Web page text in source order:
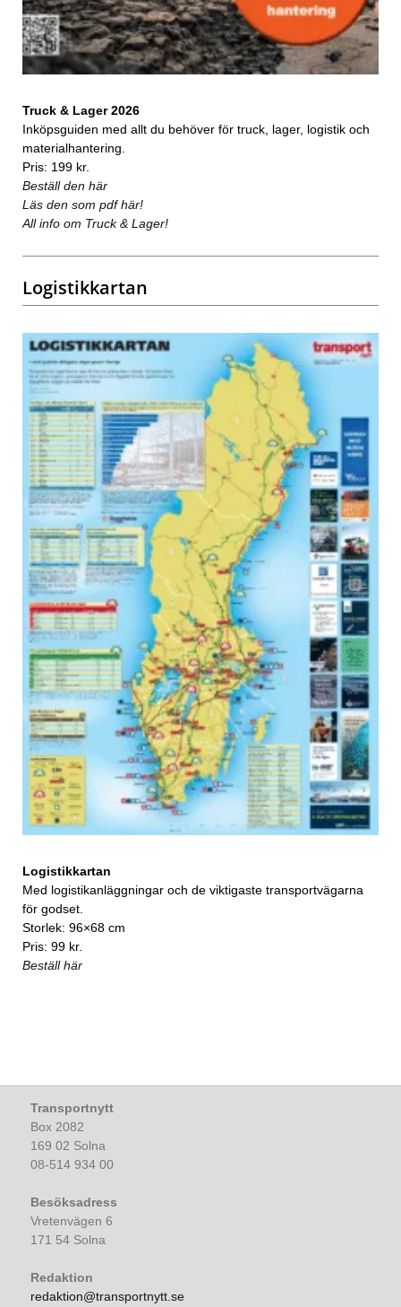
Truck & Lager 2026
Inköpsguiden med allt du behöver för truck, lager, logistik och
materialhantering.
Pris: 199 kr.
Beställ den här
Läs den som pdf här!
All info om Truck & Lager!
Logistikkartan
Logistikkartan
Med logistikanläggningar och de viktigaste transportvägarna
för godset.
Storlek: 96×68 cm
Pris: 99 kr.
Beställ här
Transportnytt
Box 2082
169 02 Solna
08-514 934 00
Besöksadress
Vretenvägen 6
171 54 Solna
Redaktion
redaktion@transportnytt.se